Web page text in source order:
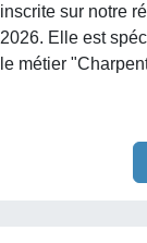
inscrite sur notre
2026. Elle est
le métier